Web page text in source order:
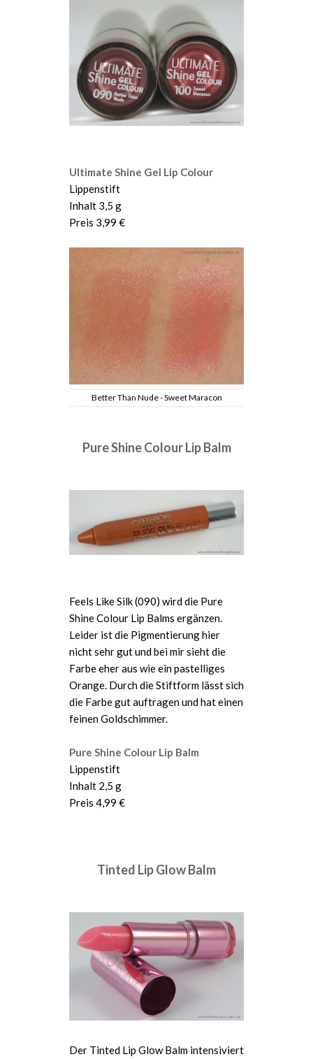
Ultimate Shine Gel Lip Colour
Lippenstift
Inhalt 3,5 g
Preis 3,99 €
Better Than Nude - Sweet Maracon
Pure Shine Colour Lip Balm
Feels Like Silk (090) wird die Pure
Shine Colour Lip Balms ergänzen.
Leider ist die Pigmentierung hier
nicht sehr gut und bei mir sieht die
Farbe eher aus wie ein pastelliges
Orange. Durch die Stiftform lässt sich
die Farbe gut auftragen und hat einen
feinen Goldschimmer.
Pure Shine Colour Lip Balm
Lippenstift
Inhalt 2,5 g
Preis 4,99 €
Tinted Lip Glow Balm
Der Tinted Lip Glow Balm intensiviert